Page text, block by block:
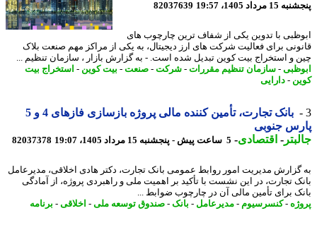
1405، 19:57
82037639
با تدوین یکی از شفاف ترین چارچوب های
برای فعالیت شرکت های ارز دیجیتال، به یکی از مراکز مهم صنعت بلاک
و استخراج بیت کوین تبدیل شده است. - به گزارش بازار ، سازمان تنظیم ...
-سازمان تنظیم مقررات - شرکت-صنعت-بیت کوین-استخراج بیت
-دارایی
بانک تجارت، تأمین کننده مالی پروژه بازسازی فازهای 4 و 5
جنوبی
-اقتصادی-5 ساعت پیش - پنجشنبه 15 مرداد 1405، 19:07 82037378
مدیریت امور روابط عمومی بانک تجارت، دکتر هادی اخلاقی، مدیرعامل
تجارت، در این نشست با تأکید بر اهمیت ملی و راهبردی پروژه، از آمادگی
برای تأمین مالی آن در چارچوب ضوابط ...
-کنسرسیوم-مدیرعامل-بانک -صندوق توسعه ملی -اخلاقی-برنامه